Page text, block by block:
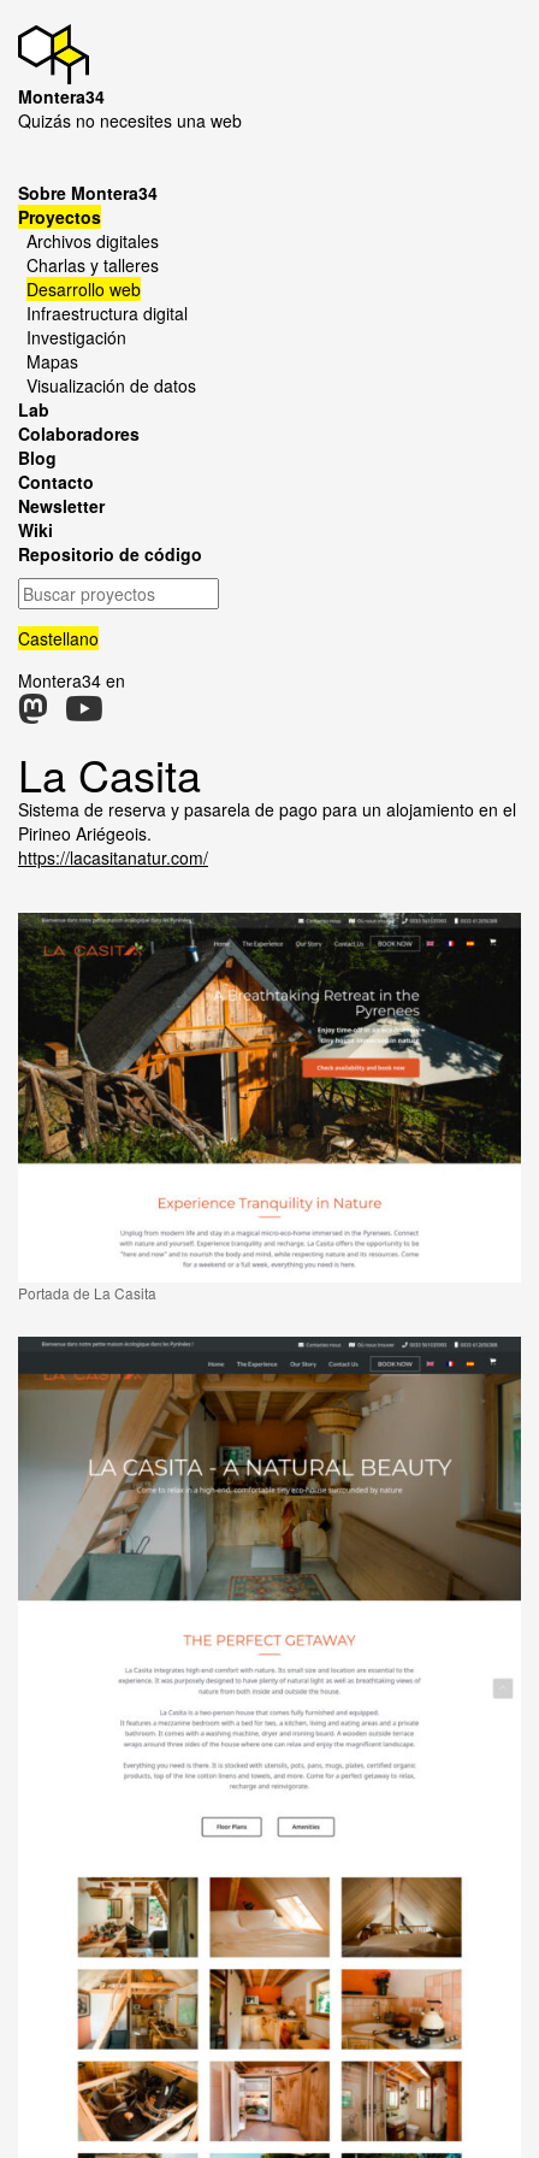
Montera34
Quizás no necesites una web
Sobre Montera34
Proyectos
Archivos digitales
Charlas y talleres
Desarrollo web
Infraestructura digital
Investigación
Mapas
Visualización de datos
Lab
Colaboradores
Blog
Contacto
Newsletter
Wiki
Repositorio de código
Buscar
proyectos
Castellano
Montera34 en
La Casita
Sistema de reserva y pasarela de pago para un alojamiento en el
Pirineo Ariégeois.
https://lacasitanatur.com/
Portada de La Casita